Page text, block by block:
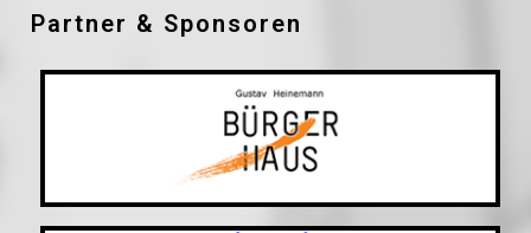
Partner & Sponsoren